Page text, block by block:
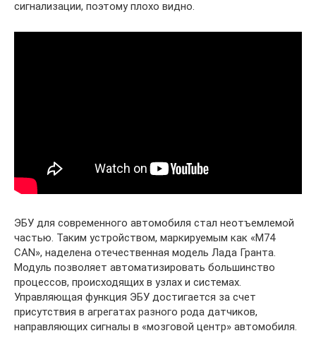
сигнализации, поэтому плохо видно.
ЭБУ для современного автомобиля стал неотъемлемой
частью. Таким устройством, маркируемым как «М74
CAN», наделена отечественная модель Лада Гранта.
Модуль позволяет автоматизировать большинство
процессов, происходящих в узлах и системах.
Управляющая функция ЭБУ достигается за счет
присутствия в агрегатах разного рода датчиков,
направляющих сигналы в «мозговой центр» автомобиля.